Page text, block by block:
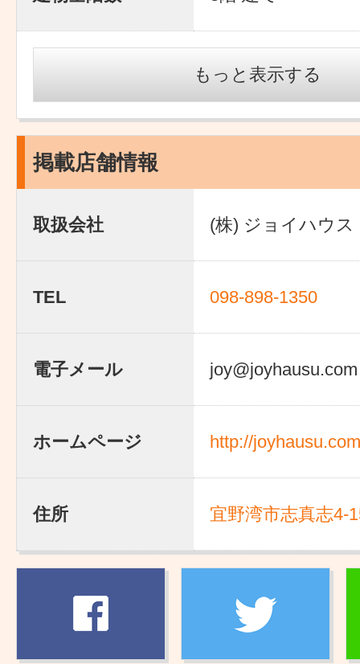
もっと表示する
掲載店舗情報
取扱会社 (株) ジョイハウス
TEL 098-898-1350
電子メール joy@joyhausu.com
ホームページ http://
住所 宜野湾市志真志4-